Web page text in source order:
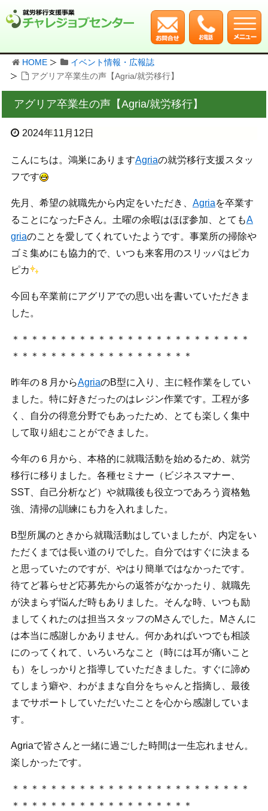
HOME
イベント情報・広報誌
アグリア卒業生の声【Agria/就労移行】
アグリア卒業生の声【Agria/就労移行】
2024年11月12日
こんにちは。鴻巣にありますAgriaの就労移行支援スタッ
フです
先月、希望の就職先から内定をいただき、 Agriaを卒業す
ることになったFさん。土曜の余暇はほぼ参加、とてもA
griaのことを愛してくれていたようです。事業所の掃除や
ゴミ集めにも協力的で、いつも来客用のスリッパはピカ
ピカ
今回も卒業前にアグリアでの思い出を書いていただきま
した。
＊＊＊＊＊＊＊＊＊＊＊＊＊＊＊＊＊＊＊＊＊＊＊＊＊
＊＊＊＊＊＊＊＊＊＊＊＊＊＊＊＊＊＊＊
昨年の８月からAgriaのB型に入り、主に軽作業をしてい
ました。特に好きだったのはレジン作業です。工程が多
く、自分の得意分野でもあったため、とても楽しく集中
して取り組むことができました。
今年の６月から、本格的に就職活動を始めるため、就労
移行に移りました。各種セミナー（ビジネスマナー、
SST、自己分析など）や就職後も役立つであろう資格勉
強、清掃の訓練にも力を入れました。
B型所属のときから就職活動はしていましたが、内定をい
ただくまでは長い道のりでした。自分ではすぐに決まる
と思っていたのですが、やはり簡単ではなかったです。
待てど暮らせど応募先からの返答がなかったり、就職先
が決まらず悩んだ時もありました。そんな時、いつも励
ましてくれたのは担当スタッフのMさんでした。Mさんに
は本当に感謝しかありません。何かあればいつでも相談
にのってくれて、いろいろなこと（時には耳が痛いこと
も）をしっかりと指導していただきました。すぐに諦め
てしまう癖や、わがままな自分をちゃんと指摘し、最後
までサポートしていただいたことを心から感謝していま
す。
Agriaで皆さんと一緒に過ごした時間は一生忘れません。
楽しかったです。
＊＊＊＊＊＊＊＊＊＊＊＊＊＊＊＊＊＊＊＊＊＊＊＊＊
＊＊＊＊＊＊＊＊＊＊＊＊＊＊＊＊＊＊＊